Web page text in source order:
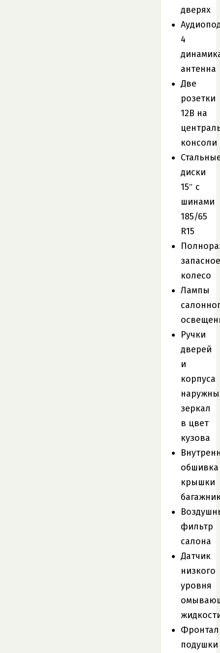
дверях
4
антенна
Две
розетки
12В на
консоли
диски
15″ с
шинами
185/65
R15
запасное
колесо
Лампы
Ручки
дверей
и
корпуса
зеркал
в цвет
кузова
обшивка
крышки
фильтр
салона
Датчик
низкого
уровня
подушки